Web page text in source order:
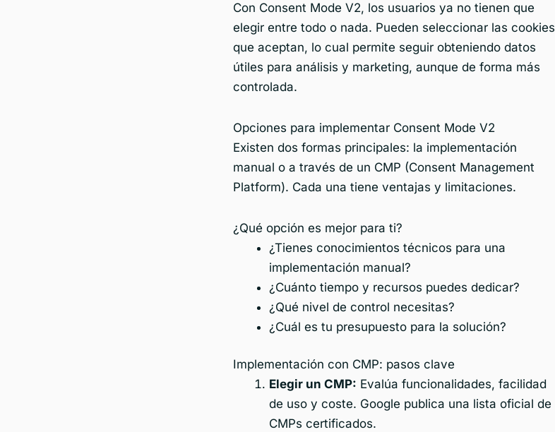
Con Consent Mode V2, los usuarios ya no tienen que
elegir entre todo o nada. Pueden seleccionar las cookies
que aceptan, lo cual permite seguir obteniendo datos
útiles para análisis y marketing, aunque de forma más
controlada.
Opciones para implementar Consent Mode V2
Existen dos formas principales: la implementación
manual o a través de un CMP (Consent Management
Platform). Cada una tiene ventajas y limitaciones.
¿Qué opción es mejor para ti?
¿Tienes conocimientos técnicos para una
implementación manual?
¿Cuánto tiempo y recursos puedes dedicar?
¿Qué nivel de control necesitas?
¿Cuál es tu presupuesto para la solución?
Implementación con CMP: pasos clave
Elegir un CMP: Evalúa funcionalidades, facilidad
de uso y coste. Google publica una lista oficial de
CMPs certificados.